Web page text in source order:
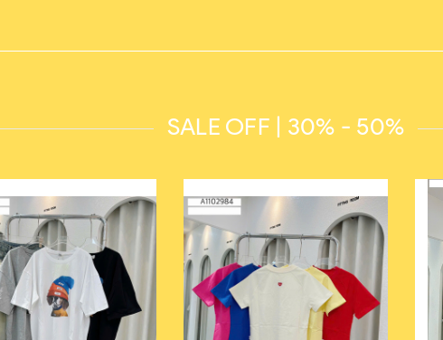
SALE OFF | 30% - 50%